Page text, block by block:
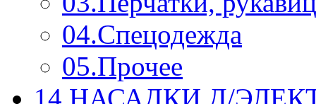
04.Спецодежда
05.Прочее
14.НАСАДКИ Д/